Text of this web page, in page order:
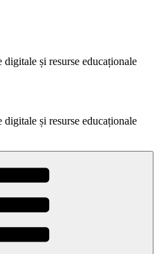
și resurse educaționale
și resurse educaționale